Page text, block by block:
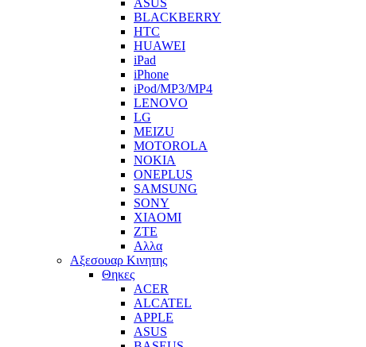
ASUS
BLACKBERRY
HTC
HUAWEI
iPad
iPhone
iPod/MP3/MP4
LENOVO
LG
MEIZU
MOTOROLA
NOKIA
ONEPLUS
SAMSUNG
SONY
XIAOMI
ZTE
Αλλα
Αξεσουαρ Κινητης
Θηκες
ACER
ALCATEL
APPLE
ASUS